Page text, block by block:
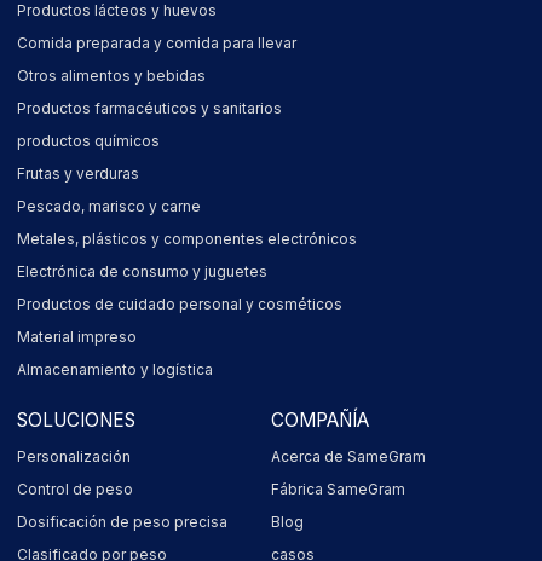
Productos lácteos y huevos
Comida preparada y comida para llevar
Otros alimentos y bebidas
Productos farmacéuticos y sanitarios
productos químicos
Frutas y verduras
Pescado, marisco y carne
Metales, plásticos y componentes electrónicos
Electrónica de consumo y juguetes
Productos de cuidado personal y cosméticos
Material impreso
Almacenamiento y logística
SOLUCIONES
Personalización
Control de peso
Dosificación de peso precisa
Clasificado por peso
COMPAÑÍA
Acerca de SameGram
Fábrica SameGram
Blog
casos